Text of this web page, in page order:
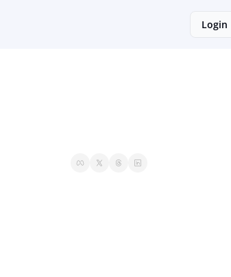
Login